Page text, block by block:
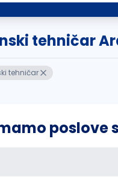
tehničar
tehničar
poslove